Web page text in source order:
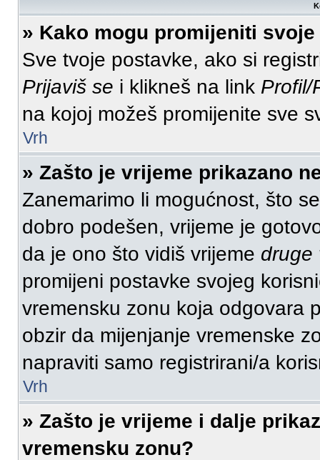
» Kako mogu promijeniti
Sve tvoje postavke, ako si
Prijaviš se i klikneš na link Profil/
na kojoj možeš promijenite sve
Vrh
» Zašto je vrijeme prikazano
Zanemarimo li mogućnost, što
dobro podešen, vrijeme je
da je ono što vidiš vrijeme druge
promijeni postavke svojeg
vremensku zonu koja odgovara
obzir da mijenjanje vremenske
napraviti samo registrirani/a
Vrh
» Zašto je vrijeme i dalje
vremensku zonu?